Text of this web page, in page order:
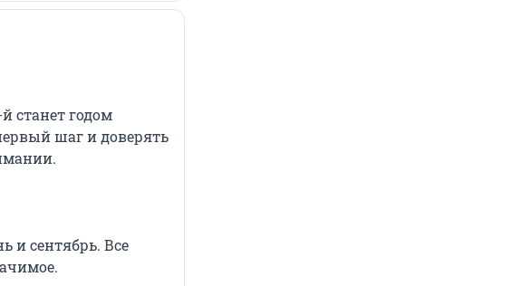
станет годом
шаг и доверять
и сентябрь. Все